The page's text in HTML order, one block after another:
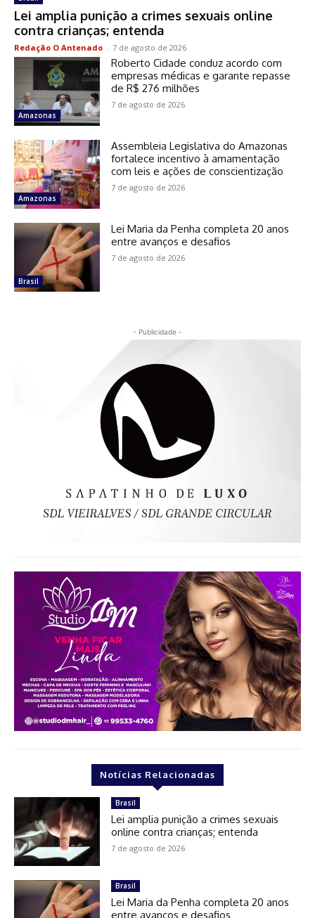
Lei amplia punição a crimes sexuais online
contra crianças; entenda
Redação O Antenado - 7 de agosto de 2026
Amazonas
Roberto Cidade conduz acordo com
empresas médicas e garante repasse
de R$ 276 milhões
7 de agosto de 2026
Amazonas
Assembleia Legislativa do Amazonas
fortalece incentivo à amamentação
com leis e ações de conscientização
7 de agosto de 2026
Brasil
Lei Maria da Penha completa 20 anos
entre avanços e desafios
7 de agosto de 2026
- Publicidade -
Notícias Relacionadas
Brasil
Lei amplia punição a crimes sexuais
online contra crianças; entenda
7 de agosto de 2026
Brasil
Lei Maria da Penha completa 20 anos
entre avanços e desafios